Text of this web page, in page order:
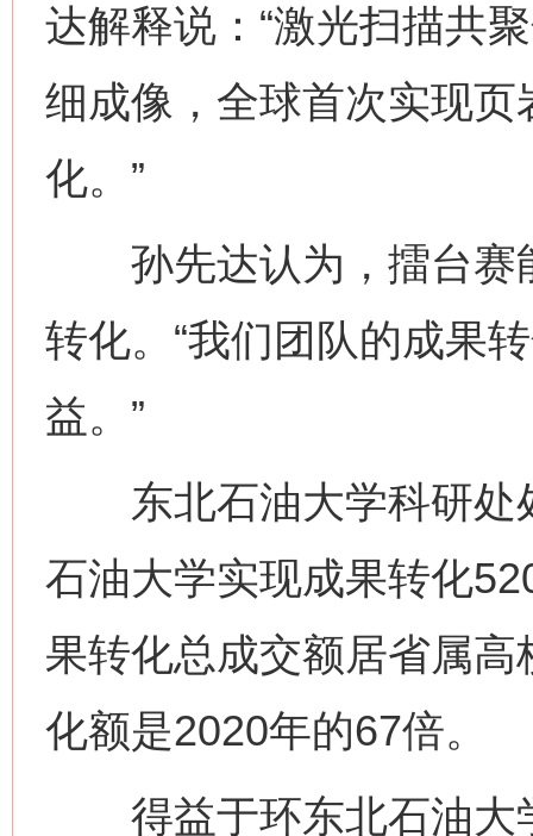
达解释说：“激光扫描共
细成像，全球首次实现
化。”
孙先达认为，擂台赛
转化。“我们团队的成果
益。”
东北石油大学科研处
石油大学实现成果转化
果转化总成交额居省属
化额是2020年的67倍。
得益于环东北石油大